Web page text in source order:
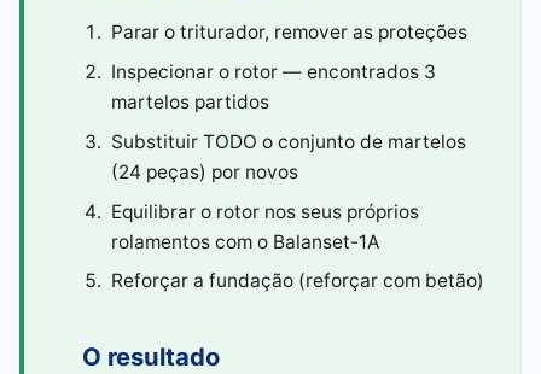
Parar o triturador, remover as proteções
Inspecionar o rotor — encontrados 3
martelos partidos
Substituir TODO o conjunto de martelos
(24 peças) por novos
Equilibrar o rotor nos seus próprios
rolamentos com o Balanset-1A
Reforçar a fundação (reforçar com betão)
O resultado